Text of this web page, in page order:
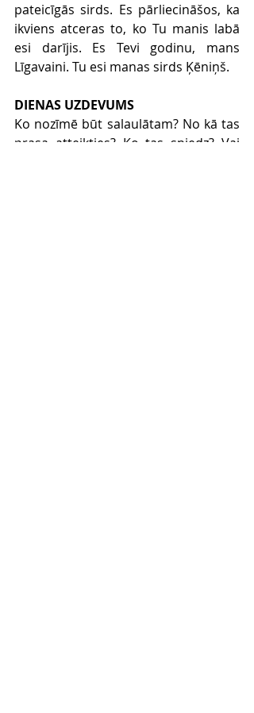
pateicīgās sirds. Es pārliecināšos, ka
ikviens atceras to, ko Tu manis labā
esi darījis. Es Tevi godinu, mans
Līgavaini. Tu esi manas sirds Ķēniņš.
DIENAS UZDEVUMS
Ko nozīmē būt salaulātam? No kā tas
prasa atteikties? Ko tas sniedz? Vai